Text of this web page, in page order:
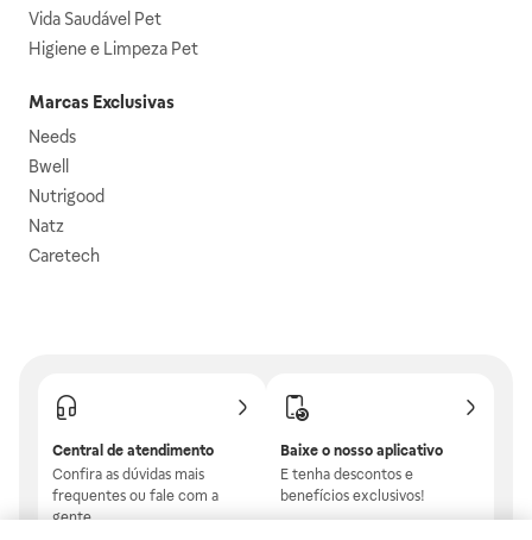
Vida Saudável Pet
Higiene e Limpeza Pet
Marcas Exclusivas
Needs
Bwell
Nutrigood
Natz
Caretech
Central de atendimento
Confira as dúvidas mais
frequentes ou fale com a
gente.
Baixe o nosso aplicativo
E tenha descontos e
benefícios exclusivos!